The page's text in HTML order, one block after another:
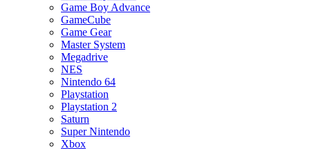
Game Boy Advance
GameCube
Game Gear
Master System
Megadrive
NES
Nintendo 64
Playstation
Playstation 2
Saturn
Super Nintendo
Xbox